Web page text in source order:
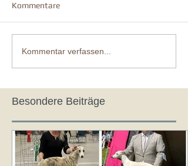
Kommentare
Kommentar verfassen...
Besondere Beiträge